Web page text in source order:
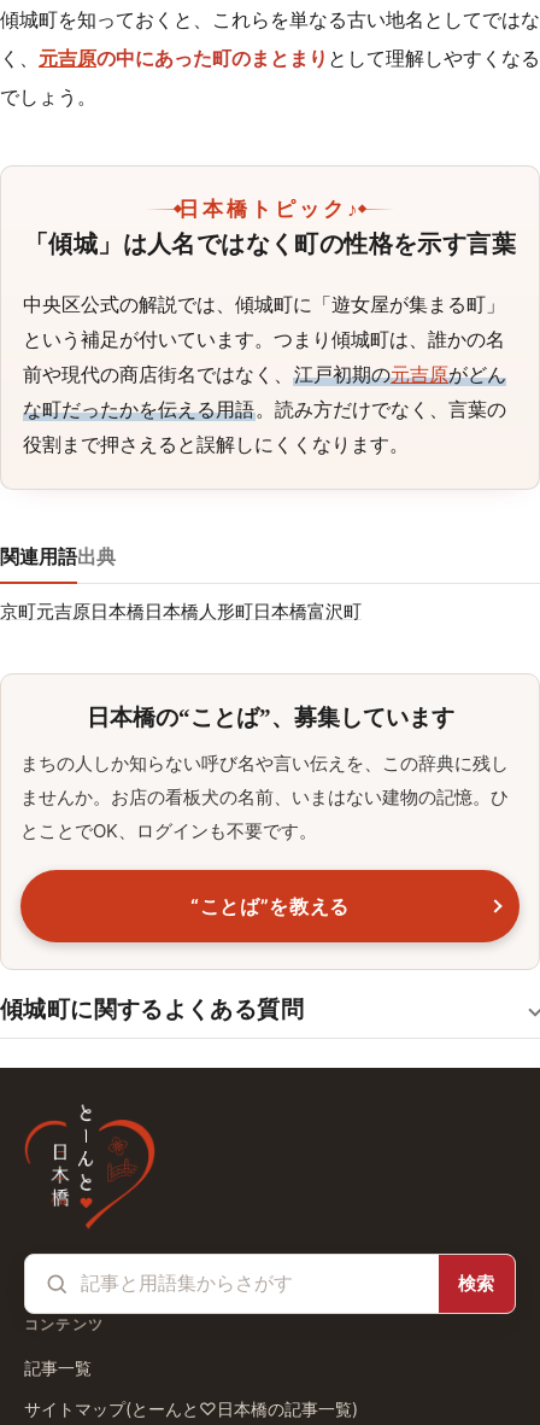
傾城町を知っておくと、これらを単なる古い地名としてではな
く、 元吉原の中にあった町のまとまり として理解しやすくなる
でしょう。
日本橋トピック♪
「傾城」は人名ではなく町の性格を示す言葉
中央区公式の解説では、傾城町に「遊女屋が集まる町」
という補足が付いています。つまり傾城町は、誰かの名
前や現代の商店街名ではなく、江戸初期の元吉原がどん
な町だったかを伝える用語。読み方だけでなく、言葉の
役割まで押さえると誤解しにくくなります。
関連用語出典
京町元吉原日本橋日本橋人形町日本橋富沢町
日本橋の“ことば”、募集しています
まちの人しか知らない呼び名や言い伝えを、この辞典に残し
ませんか。お店の看板犬の名前、いまはない建物の記憶。ひ
とことでOK、ログインも不要です。
“ことば”を教える
傾城町に関するよくある質問
検索
コンテンツ
記事一覧
サイトマップ(とーんと♡日本橋の記事一覧)